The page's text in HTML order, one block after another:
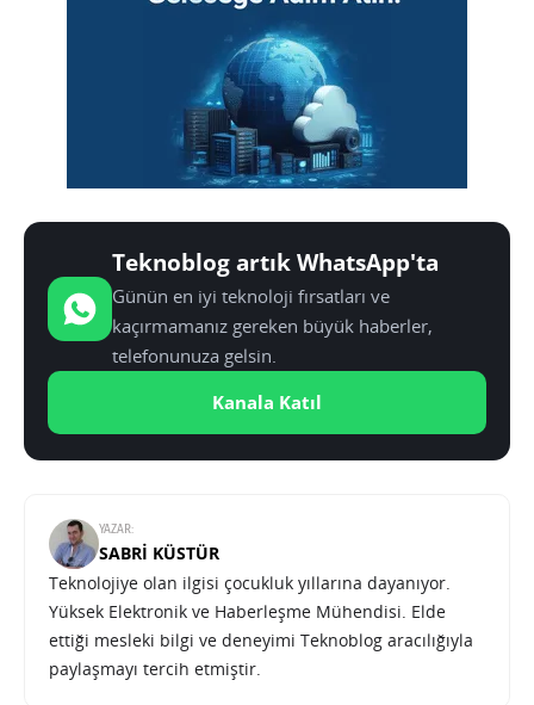
Teknoblog artık WhatsApp'ta
Günün en iyi teknoloji fırsatları ve
kaçırmamanız gereken büyük haberler,
telefonunuza gelsin.
Kanala Katıl
YAZAR:
SABRI KÜSTÜR
Teknolojiye olan ilgisi çocukluk yıllarına dayanıyor.
Yüksek Elektronik ve Haberleşme Mühendisi. Elde
ettiği mesleki bilgi ve deneyimi Teknoblog aracılığıyla
paylaşmayı tercih etmiştir.